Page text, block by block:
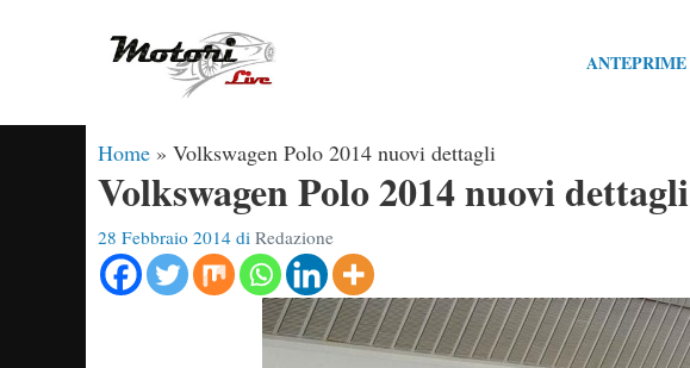
ANTEPRIME
Home » Volkswagen Polo 2014 nuovi dettagli
Volkswagen Polo 2014 nuovi dettagli
28 Febbraio 2014 di Redazione